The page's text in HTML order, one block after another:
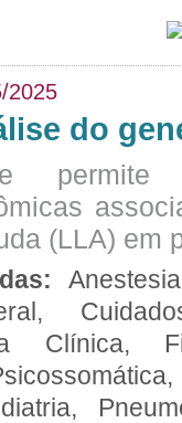
2025
do
permite
(LLA) em
Clínica,